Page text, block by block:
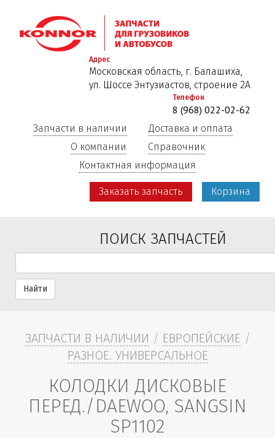
к
основному
Адрес
Московская область, г. Балашиха,
ул. Шоссе Энтузиастов, строение 2А
Телефон
8 (968) 022-02-62
Запчасти в наличии
Доставка и оплата
О компании
Справочник
Контактная информация
Заказать запчасть Корзина
ПОИСК ЗАПЧАСТЕЙ
Найти
ЗАПЧАСТИ В НАЛИЧИИ / ЕВРОПЕЙСКИЕ /
РАЗНОЕ. УНИВЕРСАЛЬНОЕ
КОЛОДКИ ДИСКОВЫЕ
ПЕРЕД./DAEWOO, SANGSIN
SP1102